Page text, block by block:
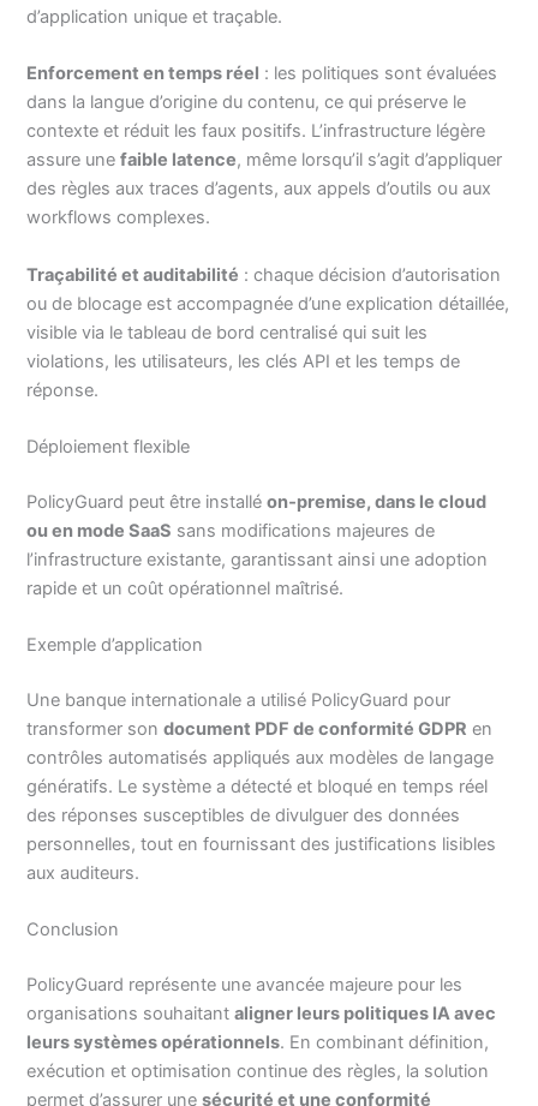
d’application unique et traçable.
Enforcement en temps réel : les politiques sont évaluées
dans la langue d’origine du contenu, ce qui préserve le
contexte et réduit les faux positifs. L’infrastructure légère
assure unefaible latence, même lorsqu’il s’agit d’appliquer
des règles aux traces d’agents, aux appels d’outils ou aux
workflows complexes.
Traçabilité et auditabilité : chaque décision d’autorisation
ou de blocage est accompagnée d’une explication détaillée,
visible via le tableau de bord centralisé qui suit les
violations, les utilisateurs, les clés API et les temps de
réponse.
Déploiement flexible
PolicyGuard peut être installéon‑premise, dans le cloud
ou en mode SaaS sans modifications majeures de
l’infrastructure existante, garantissant ainsi une adoption
rapide et un coût opérationnel maîtrisé.
Exemple d’application
Une banque internationale a utilisé PolicyGuard pour
transformer sondocument PDF de conformité GDPR en
contrôles automatisés appliqués aux modèles de langage
génératifs. Le système a détecté et bloqué en temps réel
des réponses susceptibles de divulguer des données
personnelles, tout en fournissant des justifications lisibles
aux auditeurs.
Conclusion
PolicyGuard représente une avancée majeure pour les
organisations souhaitantaligner leurs politiques IA avec
leurs systèmes opérationnels. En combinant définition,
exécution et optimisation continue des règles, la solution
permet d’assurer unesécurité et une conformité